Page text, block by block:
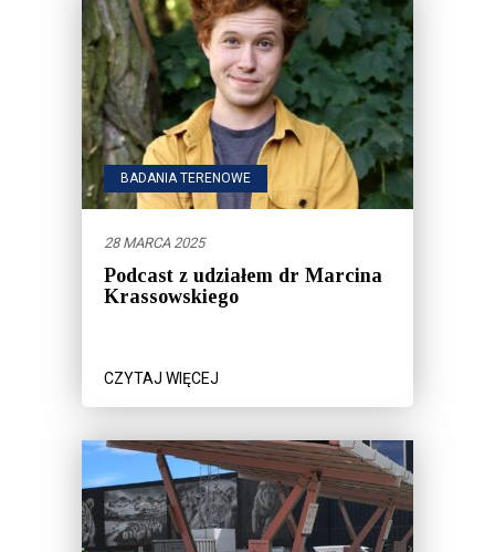
BADANIA TERENOWE
28 MARCA 2025
Podcast z udziałem dr Marcina
Krassowskiego
CZYTAJ WIĘCEJ